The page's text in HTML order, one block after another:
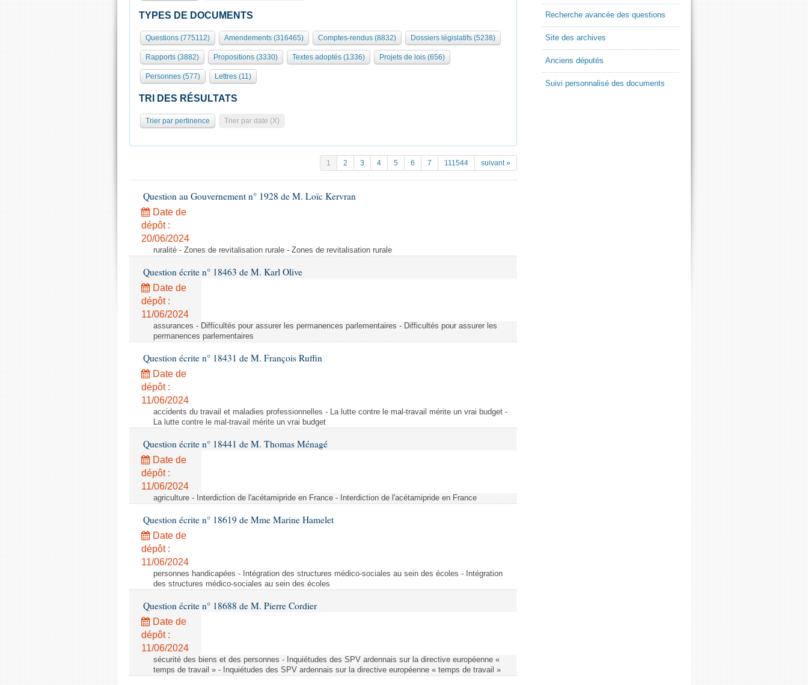
TYPES DE DOCUMENTS
Questions (775112) Amendements (316465) Comptes-rendus (8832) Dossiers législatifs (5238)
Rapports (3882) Propositions (3330) Textes adoptés (1336) Projets de lois (656)
Personnes (577) Lettres (11)
TRI DES RÉSULTATS
Trier par pertinence Trier par date (X)
1 2 3 4 5 6 7 111544 suivant »
Question au Gouvernement n° 1928 de M. Loïc Kervran
Date de
dépôt :
20/06/2024
ruralité - Zones de revitalisation rurale - Zones de revitalisation rurale
Question écrite n° 18463 de M. Karl Olive
Date de
dépôt :
11/06/2024
assurances - Difficultés pour assurer les permanences parlementaires - Difficultés pour assurer les
permanences parlementaires
Question écrite n° 18431 de M. François Ruffin
Date de
dépôt :
11/06/2024
accidents du travail et maladies professionnelles - La lutte contre le mal-travail mérite un vrai budget -
La lutte contre le mal-travail mérite un vrai budget
Question écrite n° 18441 de M. Thomas Ménagé
Date de
dépôt :
11/06/2024
agriculture - Interdiction de l'acétamipride en France - Interdiction de l'acétamipride en France
Question écrite n° 18619 de Mme Marine Hamelet
Date de
dépôt :
11/06/2024
personnes handicapées - Intégration des structures médico-sociales au sein des écoles - Intégration
des structures médico-sociales au sein des écoles
Question écrite n° 18688 de M. Pierre Cordier
Date de
dépôt :
11/06/2024
sécurité des biens et des personnes - Inquiétudes des SPV ardennais sur la directive européenne «
temps de travail » - Inquiétudes des SPV ardennais sur la directive européenne « temps de travail »
Recherche avancée des questions
Site des archives
Anciens députés
Suivi personnalisé des documents